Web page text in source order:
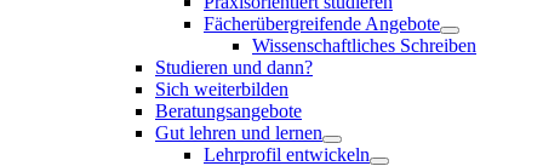
Fächerübergreifende Angebote
Wissenschaftliches Schreiben
Studieren und dann?
Sich weiterbilden
Beratungsangebote
Gut lehren und lernen
Lehrprofil entwickeln